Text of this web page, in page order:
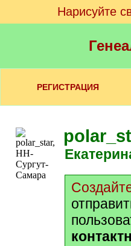
Нарисуйте
РЕГИСТРАЦИЯ